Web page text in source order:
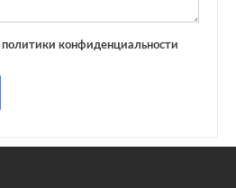
политики конфиденциальности